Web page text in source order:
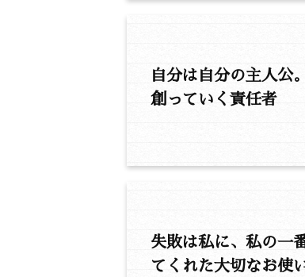
自分は自分の主人公
創っていく責任者
失敗は私に、私の一
てくれた大切なお使